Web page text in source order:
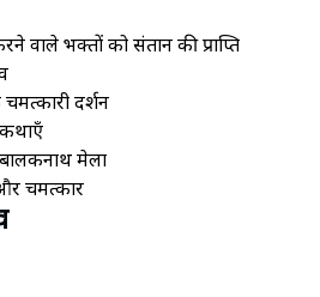
वाले भक्तों को संतान की प्राप्ति
दर्शन
मेला
चमत्कार